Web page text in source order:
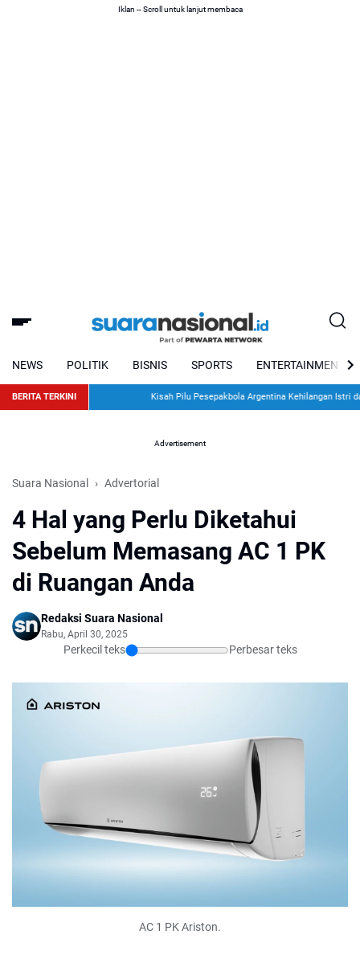
Iklan -- Scroll untuk lanjut membaca
NEWS POLITIK BISNIS SPORTS ENTERTAINMENT
BERITA TERKINI Kisah Pilu Pesepakbola Argentina Kehilangan Istri dan
Advertisement
Suara Nasional Advertorial
4 Hal yang Perlu Diketahui
Sebelum Memasang AC 1 PK
di Ruangan Anda
Redaksi Suara Nasional
Rabu, April 30, 2025
Perkecil teks Perbesar teks
AC 1 PK Ariston.